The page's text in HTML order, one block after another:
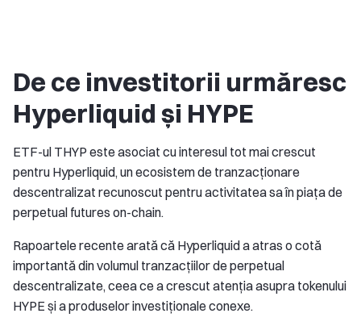
De ce investitorii urmăresc
Hyperliquid și HYPE
ETF-ul THYP este asociat cu interesul tot mai crescut
pentru Hyperliquid, un ecosistem de tranzacționare
descentralizat recunoscut pentru activitatea sa în piața de
perpetual futures on-chain.
Rapoartele recente arată că Hyperliquid a atras o cotă
importantă din volumul tranzacțiilor de perpetual
descentralizate, ceea ce a crescut atenția asupra tokenului
HYPE și a produselor investiționale conexe.